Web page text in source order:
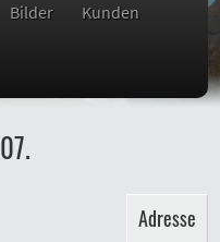
Bilder Kunden
Adresse